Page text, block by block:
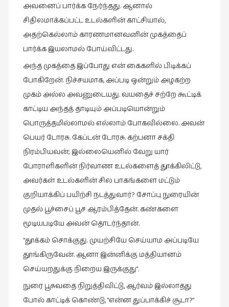
நாடகம்
நாவல்கள்
நாவல்கள்
நினைவுகுறிப்பு
நுண்கலை
நுண்கலை
நூலக
மனிதர்கள்
நேர்காணல்
படித்தவை
பயணங்கள்
அவனைப் பார்க்க நேர்ந்தது. ஆனால்
சிதிலமாக்கப்பட்ட உடல்களின் காட்சியால்,
அதற்கெல்லாம் காரணமானவனின் முகத்தைப்
பார்க்க இயலாமல் போய்விட்டது.
அந்த முகத்தை இப்போது என் கைகளில் பிடிக்கப்
போகிறேன். நிச்சயமாக, அப்படி ஒன்றும் அழகற்ற
முகம் அல்ல அவனுடையது. வயதைச் சற்றே கூட்டிக்
காட்டிய அந்தத் தாடியும் அப்படியொன்றும்
பொருத்தமில்லாமல் எல்லாம் போகவில்லை. அவன்
பெயர் டோரசு. கேப்டன் டோரசு. கற்பனா சக்தி
நிரம்பியவன்; இல்லையெனில் வேறு யார்
போராளிகளின் நிர்வாண உடல்களைத் தூக்கிலிட்டு,
அவர்கள் உடல்களின் சில பாகங்களை மட்டும்
குறியாக்கிப் பயிற்சி நடத்துவார்? சோப்பு நுரையின்
முதல் பூச்சைப் பூச ஆரம்பித்தேன். கண்களை
மூடியபடியே அவன் தொடர்ந்தான்.
“தூக்கம் சொக்குது. முயற்சியே செய்யாம அப்படியே
தூங்கிருவேன். ஆனா இன்னிக்கு மத்தியானம்
செய்யறதுக்கு நிறைய இருக்குது”.
நுரை பூசுவதை நிறுத்திவிட்டு, ஆர்வம் இல்லாதது
போல் காட்டிக் கொண்டு, “என்ன துப்பாக்கிச் சூடா?”